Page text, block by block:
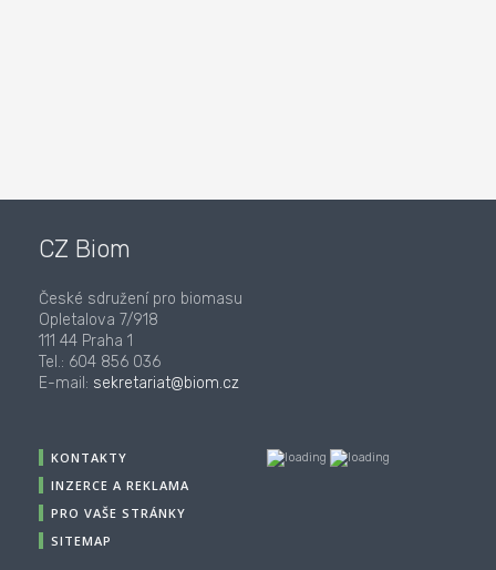
CZ Biom
České sdružení pro biomasu
Opletalova 7/918
111 44 Praha 1
Tel.: 604 856 036
E-mail: sekretariat@biom.cz
KONTAKTY
INZERCE A REKLAMA
PRO VAŠE STRÁNKY
SITEMAP